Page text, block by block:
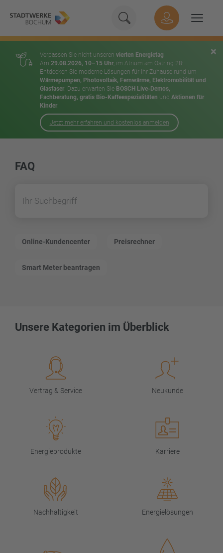
×
Verpassen Sie nicht unseren vierten Energietag
Am 29.08.2026, 10–15 Uhr, im Atrium am Ostring 28:
Entdecken Sie moderne Lösungen für Ihr Zuhause rund um
Wärmepumpen, Photovoltaik, Fernwärme, Elektromobilität und
Glasfaser. Dazu erwarten Sie BOSCH Live-Demos,
Fachberatung, gratis Bio-Kaffeespezialitäten und Aktionen für
Kinder.
Jetzt mehr erfahren und kostenlos anmelden
Geben Sie hier Ihren
Suchen
Hauptnavigation
FAQ
Online-Kundencenter Preisrechner
Smart Meter beantragen
Unsere Kategorien im Überblick
Vertrag & Service Neukunde
Energieprodukte Karriere
Nachhaltigkeit Energielösungen